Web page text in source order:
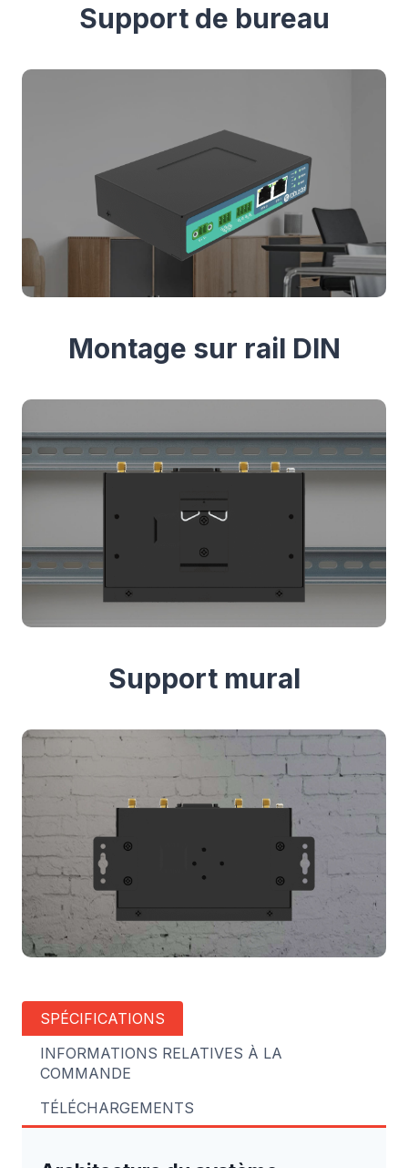
Support de bureau
Montage sur rail DIN
Support mural
SPÉCIFICATIONS
INFORMATIONS RELATIVES À LA
COMMANDE
TÉLÉCHARGEMENTS